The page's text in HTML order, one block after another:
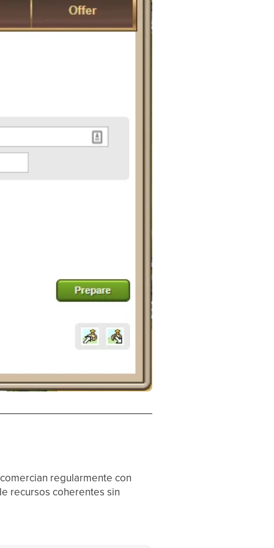
regularmente con
recursos coherentes sin